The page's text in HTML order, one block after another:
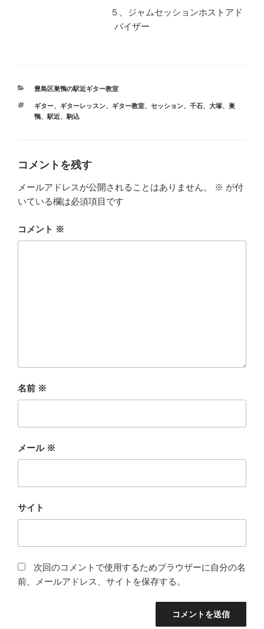
５、ジャムセッションホストアド
バイザー
カ
ゴ
リ
豊島区巣鴨の駅近ギター教室
タ
グ
ギター、 ギターレッスン、 ギター教室、 セッション、 千石、 大塚、 巣
鴨、 駅近、 駒込
コメントを残す
メールアドレスが公開されることはありません。 ※ が付
いている欄は必須項目です
コメント ※
名前 ※
メール ※
サイト
次回のコメントで使用するためブラウザーに自分の名
前、メールアドレス、サイトを保存する。